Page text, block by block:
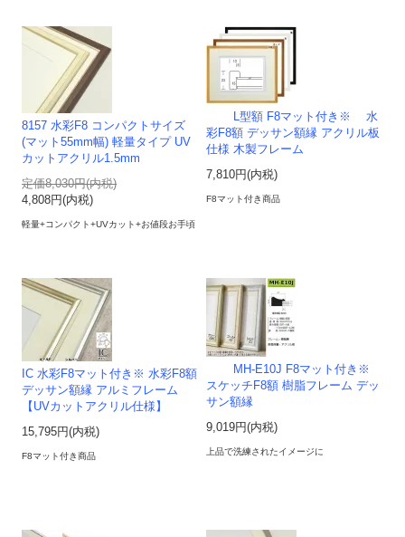
8157 水彩F8 コンパクトサイズ
(マット55mm幅) 軽量タイプ UV
カットアクリル1.5mm
定価8,030円(内税)
4,808円(内税)
軽量+コンパクト+UVカット+お値段お手頃
L型額 F8マット付き※ 水
彩F8額 デッサン額縁 アクリル板
仕様 木製フレーム
7,810円(内税)
F8マット付き商品
IC 水彩F8マット付き※ 水彩F8額
デッサン額縁 アルミフレーム
【UVカットアクリル仕様】
15,795円(内税)
F8マット付き商品
MH-E10J F8マット付き※
スケッチF8額 樹脂フレーム デッ
サン額縁
9,019円(内税)
上品で洗練されたイメージに